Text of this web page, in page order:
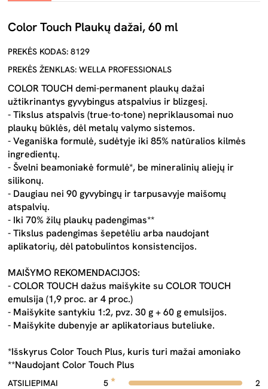
Color Touch Plaukų dažai, 60 ml
PREKĖS KODAS: 8129
PREKĖS ŽENKLAS: WELLA PROFESSIONALS
COLOR TOUCH demi-permanent plaukų dažai
užtikrinantys gyvybingus atspalvius ir blizgesį.
- Tikslus atspalvis (true-to-tone) nepriklausomai nuo
plaukų būklės, dėl metalų valymo sistemos.
- Veganiška formulė, sudėtyje iki 85% natūralios kilmės
ingredientų.
- Švelni beamoniakė formulė*, be mineralinių aliejų ir
silikonų.
- Daugiau nei 90 gyvybingų ir tarpusavyje maišomų
atspalvių.
- Iki 70% žilų plaukų padengimas**
- Tikslus padengimas šepetėliu arba naudojant
aplikatorių, dėl patobulintos konsistencijos.
MAIŠYMO REKOMENDACIJOS:
- COLOR TOUCH dažus maišykite su COLOR TOUCH
emulsija (1,9 proc. ar 4 proc.)
- Maišykite santykiu 1:2, pvz. 30 g + 60 g emulsijos.
- Maišykite dubenyje ar aplikatoriaus buteliuke.
*Išskyrus Color Touch Plus, kuris turi mažai amoniako
**Naudojant Color Touch Plus
ATSILIEPIMAI 5
2